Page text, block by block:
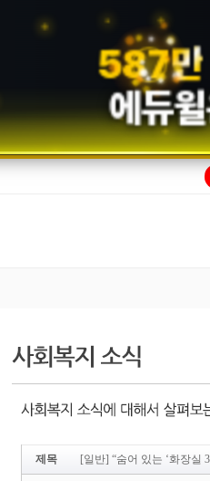
587만
에듀윌
제목 [일반] “숨어 있는 ‘화장실